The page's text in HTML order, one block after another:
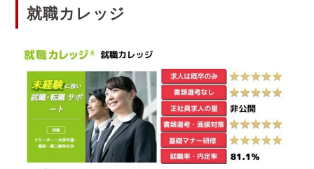
就職カレッジ